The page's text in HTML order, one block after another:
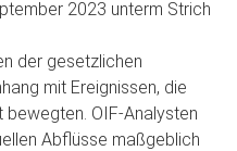
2023 unterm Strich
der gesetzlichen
mit Ereignissen, die
OIF-Analysten
Abflüsse maßgeblich